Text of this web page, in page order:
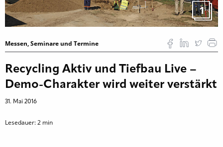
1
Messen, Seminare und Termine
Recycling Aktiv und Tiefbau Live –
Demo-Charakter wird weiter verstärkt
31. Mai 2016
Lesedauer:2 min